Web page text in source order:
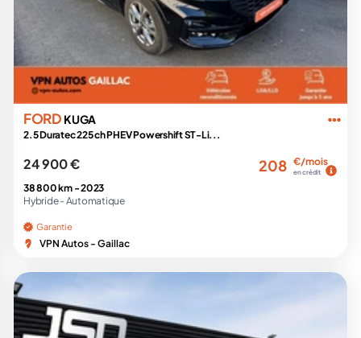
FORD KUGA
2.5 Duratec 225 ch PHEV Powershift ST-Li...
24 900 € 208 €/mois
en crédit
38 800 km -2023
Hybride - Automatique
Garantie
VPN Autos - Gaillac